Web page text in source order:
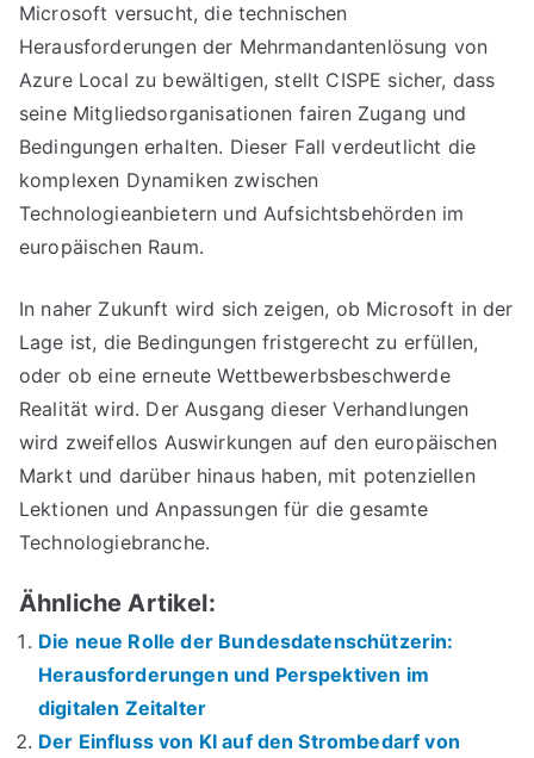
Microsoft versucht, die technischen
Herausforderungen der Mehrmandantenlösung von
Azure Local zu bewältigen, stellt CISPE sicher, dass
seine Mitgliedsorganisationen fairen Zugang und
Bedingungen erhalten. Dieser Fall verdeutlicht die
komplexen Dynamiken zwischen
Technologieanbietern und Aufsichtsbehörden im
europäischen Raum.
In naher Zukunft wird sich zeigen, ob Microsoft in der
Lage ist, die Bedingungen fristgerecht zu erfüllen,
oder ob eine erneute Wettbewerbsbeschwerde
Realität wird. Der Ausgang dieser Verhandlungen
wird zweifellos Auswirkungen auf den europäischen
Markt und darüber hinaus haben, mit potenziellen
Lektionen und Anpassungen für die gesamte
Technologiebranche.
Ähnliche Artikel:
Die neue Rolle der Bundesdatenschützerin:
Herausforderungen und Perspektiven im
digitalen Zeitalter
Der Einfluss von KI auf den Strombedarf von